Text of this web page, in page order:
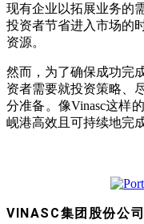
现有企业以拓展业务的
投资者节省进入市场的
资源。
然而，为了确保成功完
资者需要就投资策略、
分准备。像Vinasc这样
岘港高效且可持续地完
VINASC集团股份公司